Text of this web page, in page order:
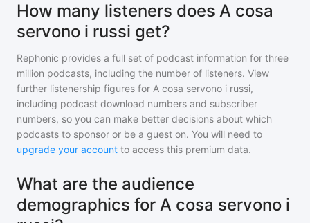
How many listeners does A cosa
servono i russi get?
Rephonic provides a full set of podcast information for three
million podcasts, including the number of listeners. View
further listenership figures for A cosa servono i russi,
including podcast download numbers and subscriber
numbers, so you can make better decisions about which
podcasts to sponsor or be a guest on. You will need to
upgrade your account to access this premium data.
What are the audience
demographics for A cosa servono i